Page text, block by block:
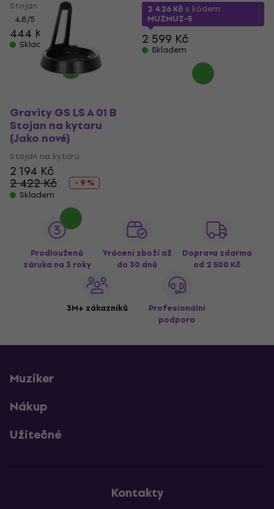
Stojan na kytaru
4,8/5
444 Kč
Skladem
2 426 Kč s kódem
MUZMUZ-5
2 599 Kč
Skladem
Gravity GS LS A 01 B
Stojan na kytaru
(Jako nové)
Stojan na kytaru
2 194 Kč
2 422 Kč
- 9 %
Skladem
Prodloužená
záruka na 3 roky
Vrácení zboží až
do 30 dnů
Doprava zdarma
od 2 500 Kč
3M+ zákazníků
Profesionální
podpora
Muziker
Nákup
Užitečné
Kontakty